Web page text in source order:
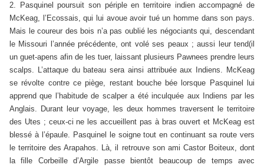
2. Pasquinel poursuit son périple en territoire indien accompagné de
McKeag, l’Ecossais, qui lui avoue avoir tué un homme dans son pays.
Mais le coureur des bois n’a pas oublié les négociants qui, descendant
le Missouri l’année précédente, ont volé ses peaux ; aussi leur tend(il
un guet-apens afin de les tuer, laissant plusieurs Pawnees prendre leurs
scalps. L’attaque du bateau sera ainsi attribuée aux Indiens. McKeag
se révolte contre ce piège, restant bouche bée lorsque Pasquinel lui
apprend que l’habitude de scalper a été inculquée aux Indiens par les
Anglais. Durant leur voyage, les deux hommes traversent le territoire
des Utes ; ceux-ci ne les accueillent pas à bras ouvert et McKeag est
blessé à l’épaule. Pasquinel le soigne tout en continuant sa route vers
le territoire des Arapahos. Là, il retrouve son ami Castor Boiteux, dont
la fille Corbeille d’Argile passe bientôt beaucoup de temps avec